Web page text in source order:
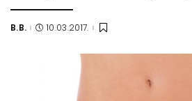
Posted
B.B. 10.03.2017.